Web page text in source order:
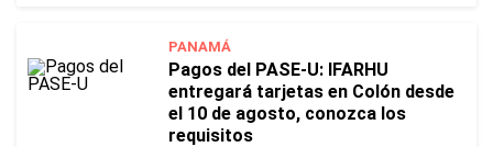
PANAMÁ
Pagos del PASE-U: IFARHU
entregará tarjetas en Colón desde
el 10 de agosto, conozca los
requisitos